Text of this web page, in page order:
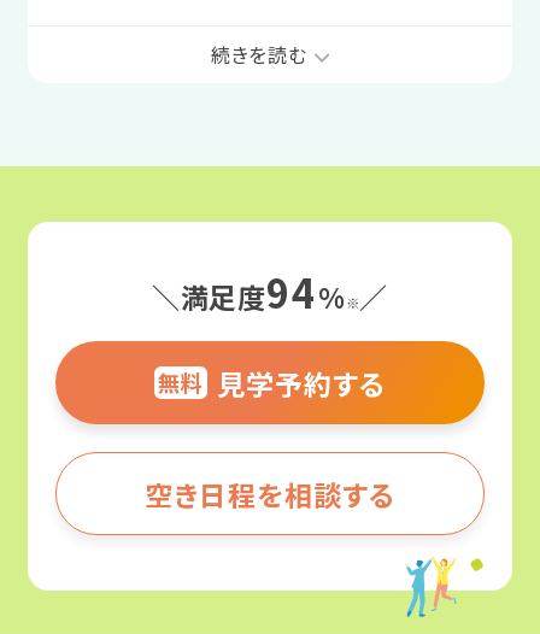
いることや、嬉しかったことは何ですか？
かりませんでした。面談をしていただく機
働く前と働いた後で気持ちや生活の変
化はありましたか？
事業所で自分と向き合った結果、特性の
対処法や体調管理スキルなどが身につ
き、仕事で最高のパフォーマンスを発揮
できています。生活の変化としては、時間
の流れが早くなったように感じますね。
ードについてお聞かせください。
頑張ったことは、模擬面接と履歴書の書
ていただいたことが印象に残っていま
す。
化はありましたか？
生活行動管理表で記録を続けたことで、
自分に必要な睡眠時間を把握すること
ができました。おかげで、その時間をしっ
感じ、利用を開始。現在は仕事で「人の役に
利用しようと思ったきっかけは何です
なかなか仕事が続かず、職場が決まって
もすぐに辞めてしまうのが悩みでした。
利用を決めたのは、いくつかの事業所に
見学に行った際に、ここが一番「自分が
いること」をイメージできたからです。
現在の仕事で、当事業所の経験がどの
続きを読む
＼満足度94%※／
無料 見学予約する
空き日程を相談する